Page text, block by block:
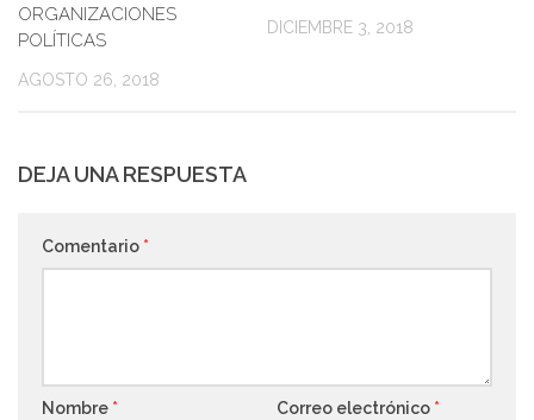
ORGANIZACIONES
POLÍTICAS
AGOSTO 26, 2018
DICIEMBRE 3, 2018
DEJA UNA RESPUESTA
Comentario *
Nombre * Correo electrónico *